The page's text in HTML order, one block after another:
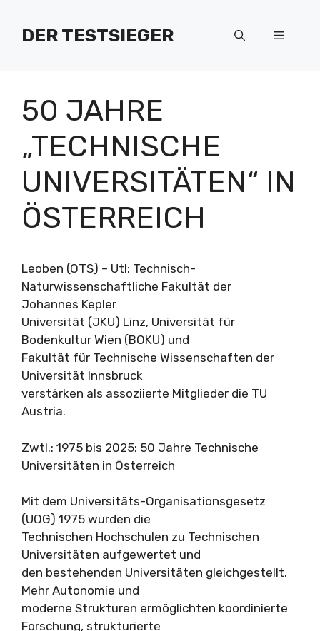
Inhalt
springenDER TESTSIEGER Menü
50 JAHRE
„TECHNISCHE
UNIVERSITÄTEN“ IN
ÖSTERREICH
Leoben (OTS) – Utl: Technisch-
Naturwissenschaftliche Fakultät der
Johannes Kepler
Universität (JKU) Linz, Universität für
Bodenkultur Wien (BOKU) und
Fakultät für Technische Wissenschaften der
Universität Innsbruck
verstärken als assoziierte Mitglieder die TU
Austria.
Zwtl.: 1975 bis 2025: 50 Jahre Technische
Universitäten in Österreich
Mit dem Universitäts-Organisationsgesetz
(UOG) 1975 wurden die
Technischen Hochschulen zu Technischen
Universitäten aufgewertet und
den bestehenden Universitäten gleichgestellt.
Mehr Autonomie und
moderne Strukturen ermöglichten koordinierte
Forschung, strukturierte